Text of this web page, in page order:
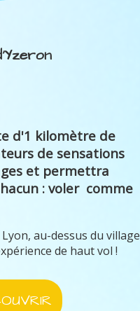
d'1 kilomètre de
de sensations
et permettra
: voler comme
au-dessus du village
de haut vol !